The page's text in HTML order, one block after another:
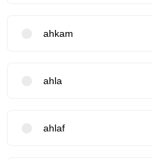
ahkam
ahla
ahlaf